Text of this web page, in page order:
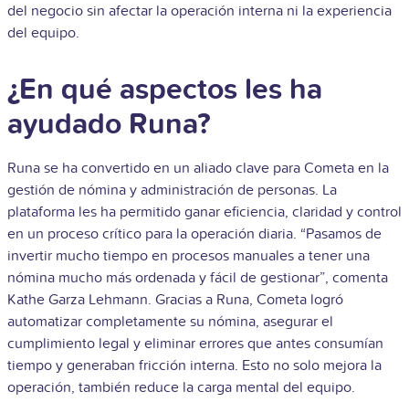
del negocio sin afectar la operación interna ni la experiencia
del equipo.
¿En qué aspectos les ha
ayudado Runa?
Runa se ha convertido en un aliado clave para Cometa en la
gestión de nómina y administración de personas. La
plataforma les ha permitido ganar eficiencia, claridad y control
en un proceso crítico para la operación diaria. “Pasamos de
invertir mucho tiempo en procesos manuales a tener una
nómina mucho más ordenada y fácil de gestionar”, comenta
Kathe Garza Lehmann. Gracias a Runa, Cometa logró
automatizar completamente su nómina, asegurar el
cumplimiento legal y eliminar errores que antes consumían
tiempo y generaban fricción interna. Esto no solo mejora la
operación, también reduce la carga mental del equipo.